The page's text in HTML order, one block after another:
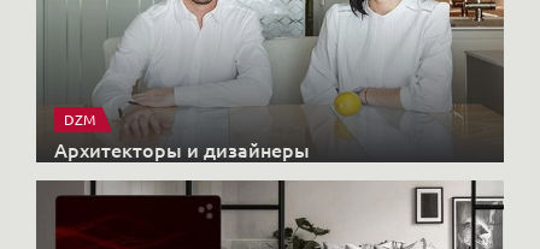
DZM
Архитекторы и дизайнеры